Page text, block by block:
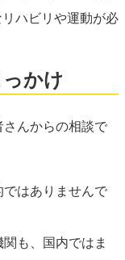
ハビリや運動が必
かけ
さんからの相談で
はありませんで
も、国内ではま